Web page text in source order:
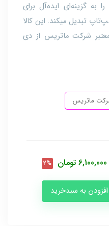
نوشتن 450mb/s که این ssd را به گزینه‌ای ایده‌آل برای
تبدیل میکند. این کالا
گارانتی معتبر شرکت ماتریس از دی
6,100,000تومان 2%